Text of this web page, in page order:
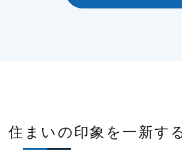
まいの印象を一新す